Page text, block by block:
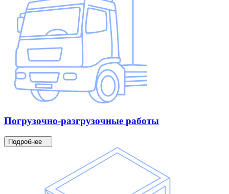
Погрузочно-разгрузочные работы
Подробнее